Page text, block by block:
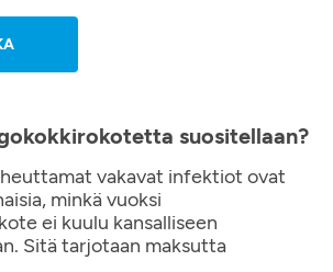
suositellaan?
vakavat infektiot ovat
minkä vuoksi
ei kuulu kansalliseen
Sitä tarjotaan maksutta